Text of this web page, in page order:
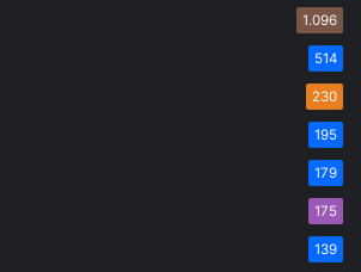
1.096
514
230
195
179
175
139